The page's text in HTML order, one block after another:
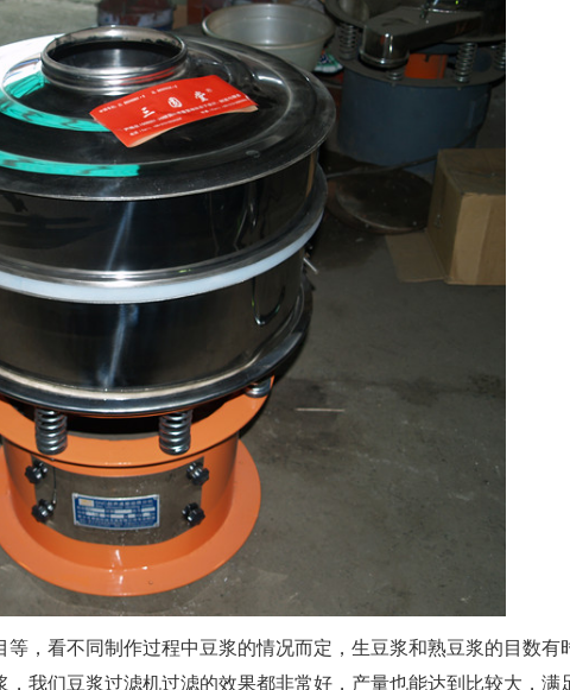
等，看不同制作过程中豆浆的情况而定，生豆浆和熟豆浆的目数有
我们豆浆过滤机过滤的效果都非常好，产量也能达到比较大，满